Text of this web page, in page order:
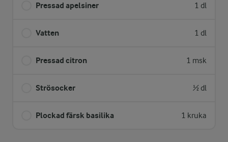
Pressad apelsiner 1 dl
Vatten 1 dl
Pressad citron 1 msk
Strösocker ½ dl
Plockad färsk basilika 1 kruka